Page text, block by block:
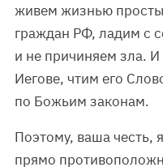
живем жизнью
граждан РФ, ладим с
и не причиняем зла.
Иегове, чтим его
по Божьим законам.
Поэтому, ваша честь,
прямо